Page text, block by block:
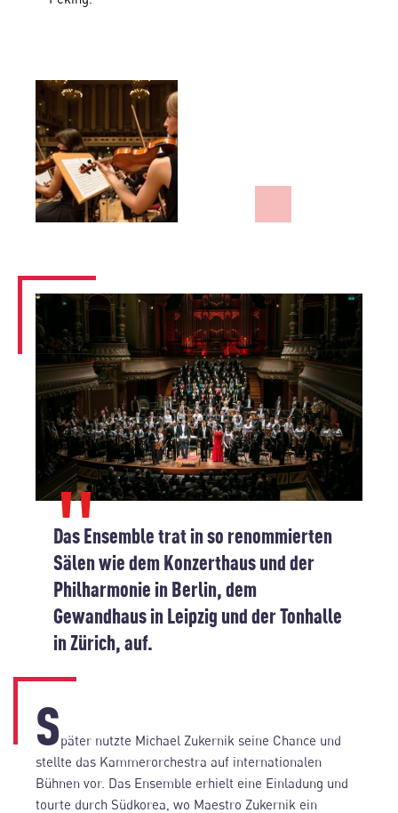
Das Ensemble trat in so renommierten
Sälen wie dem Konzerthaus und der
Philharmonie in Berlin, dem
Gewandhaus in Leipzig und der Tonhalle
in Zürich, auf.
Später nutzte Michael Zukernik seine Chance und
stellte das Kammerorchestra auf internationalen
Bühnen vor. Das Ensemble erhielt eine Einladung und
tourte durch Südkorea, wo Maestro Zukernik ein